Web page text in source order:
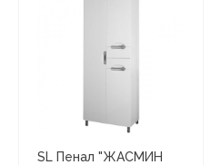
SL Пенал "ЖАСМИН